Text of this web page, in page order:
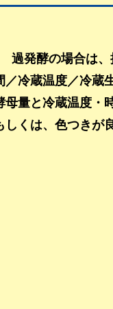
過発酵の場合は、
／冷蔵温度／冷蔵
母量と冷蔵温度・
しくは、色つきが